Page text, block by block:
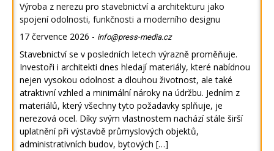
Výroba z nerezu pro stavebnictví a architekturu jako
spojení odolnosti, funkčnosti a moderního designu
17 července 2026 - info@press-media.cz
Stavebnictví se v posledních letech výrazně proměňuje.
Investoři i architekti dnes hledají materiály, které nabídnou
nejen vysokou odolnost a dlouhou životnost, ale také
atraktivní vzhled a minimální nároky na údržbu. Jedním z
materiálů, který všechny tyto požadavky splňuje, je
nerezová ocel. Díky svým vlastnostem nachází stále širší
uplatnění při výstavbě průmyslových objektů,
administrativních budov, bytových […]